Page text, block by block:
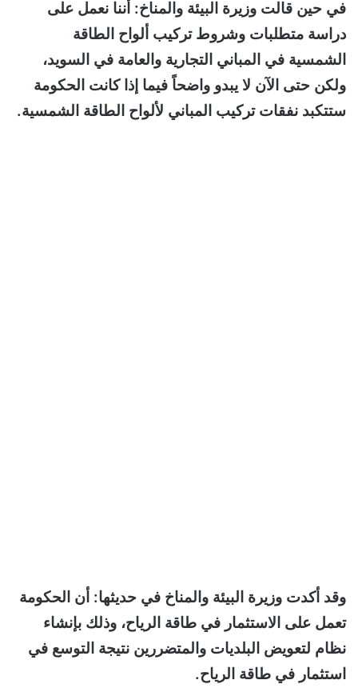
في حين قالت وزيرة البيئة والمناخ: أننا نعمل على
دراسة متطلبات وشروط تركيب ألواح الطاقة
الشمسية في المباني التجارية والعامة في السويد،
ولكن حتى الآن لا يبدو واضحاً فيما إذا كانت الحكومة
ستتكبد نفقات تركيب المباني لألواح الطاقة الشمسية.
وقد أكدت وزيرة البيئة والمناخ في حديثها: أن الحكومة
تعمل على الاستثمار في طاقة الرياح، وذلك بإنشاء
نظام لتعويض البلديات والمتضررين نتيجة التوسع في
استثمار في طاقة الرياح.